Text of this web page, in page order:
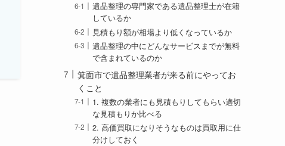
遺品整理の専門家である遺品整理士が在籍
しているか
見積もり額が相場より低くなっているか
遺品整理の中にどんなサービスまでが無料
で含まれているのか
箕面市で遺品整理業者が来る前にやってお
くこと
1. 複数の業者にも見積もりしてもらい適切
な見積もりか比べる
2. 高価買取になりそうなものは買取用に仕
分けしておく